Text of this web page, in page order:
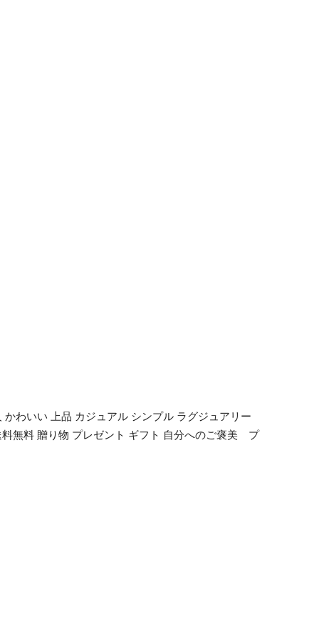
わいい 上品 カジュアル シンプル ラグジュアリー
無料 贈り物 プレゼント ギフト 自分へのご褒美 プ